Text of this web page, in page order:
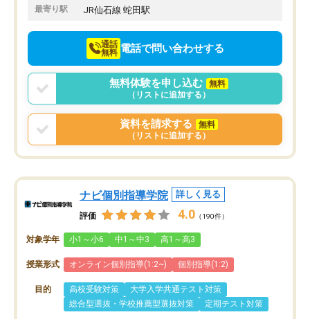
最寄り駅 JR仙石線 蛇田駅
通話
無料 電話で問い合わせする
無料体験を申し込む
無料
（リストに追加する）
資料を請求する
無料
（リストに追加する）
ナビ個別指導学院 詳しく見る
評価 4.0 （190件）
対象学年 小1～小6 中1～中3 高1～高3
授業形式 オンライン個別指導(1:2~) 個別指導(1:2)
目的 高校受験対策
大学入学共通テスト対策
総合型選抜・学校推薦型選抜対策
定期テスト対策